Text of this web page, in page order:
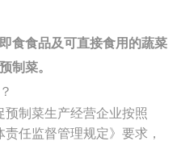
食食品及可直接食用的蔬菜
制菜。
制菜生产经营企业按照
责任监督管理规定》要求，